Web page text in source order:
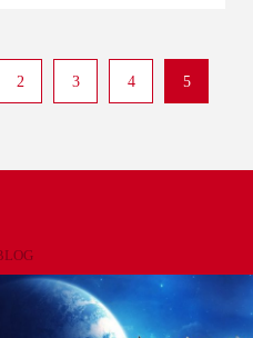
2 3 4 5